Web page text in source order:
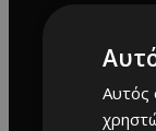
Αυτός